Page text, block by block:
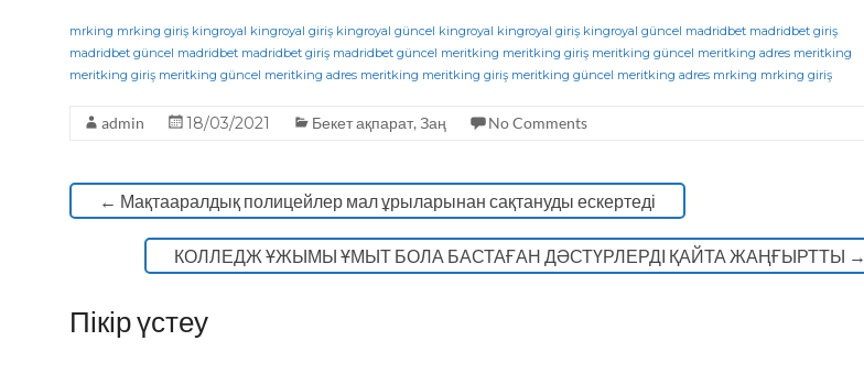
c
e
b
o
k
it
te
e
g
ra
m
a
ts
A
p
mrking mrking giriş kingroyal kingroyal giriş kingroyal güncel kingroyal kingroyal giriş kingroyal güncel madridbet madridbet giriş
madridbet güncel madridbet madridbet giriş madridbet güncel meritking meritking giriş meritking güncel meritking adres meritking
meritking giriş meritking güncel meritking adres meritking meritking giriş meritking güncel meritking adres mrking mrking giriş
admin 18/03/2021 Бекет ақпарат, Заң No Comments
← Мақтааралдық полицейлер мал ұрыларынан сақтануды ескертеді
КОЛЛЕДЖ ҰЖЫМЫ ҰМЫТ БОЛА БАСТАҒАН ДӘСТҮРЛЕРДІ ҚАЙТА ЖАҢҒЫРТТЫ →
Пікір үстеу